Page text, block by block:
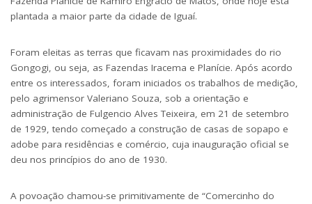
plantada a maior parte da cidade de Iguaí.
Foram eleitas as terras que ficavam nas proximidades do rio
Gongogi, ou seja, as Fazendas Iracema e Planície. Após acordo
entre os interessados, foram iniciados os trabalhos de medição,
pelo agrimensor Valeriano Souza, sob a orientação e
administração de Fulgencio Alves Teixeira, em 21 de setembro
de 1929, tendo começado a construção de casas de sopapo e
adobe para residências e comércio, cuja inauguração oficial se
deu nos princípios do ano de 1930.
A povoação chamou-se primitivamente de “Comercinho do